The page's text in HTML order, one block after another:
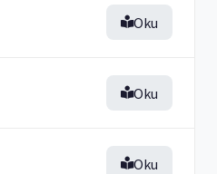
Oku
Oku
Oku